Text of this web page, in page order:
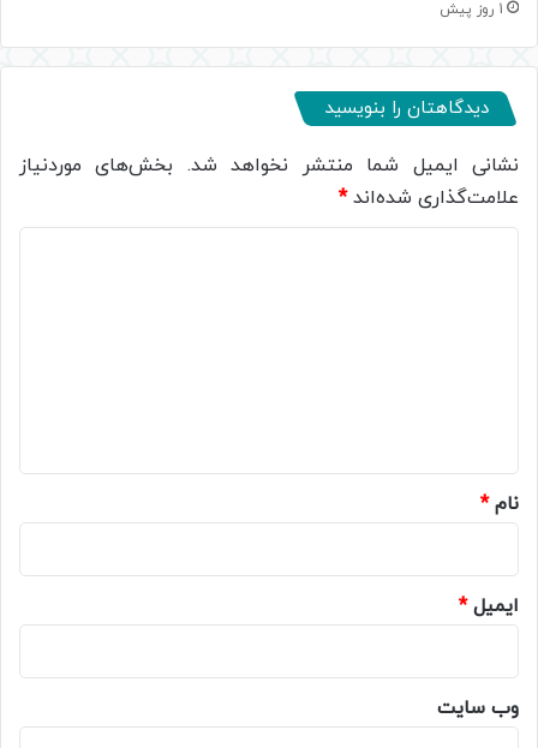
1 روز پیش
دیدگاهتان را بنویسید
نشانی ایمیل شما منتشر نخواهد شد. بخش‌های موردنیاز
علامت‌گذاری شده‌اند*
نام*
ایمیل*
وب‌ سایت